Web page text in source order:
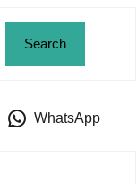
Search
WhatsApp